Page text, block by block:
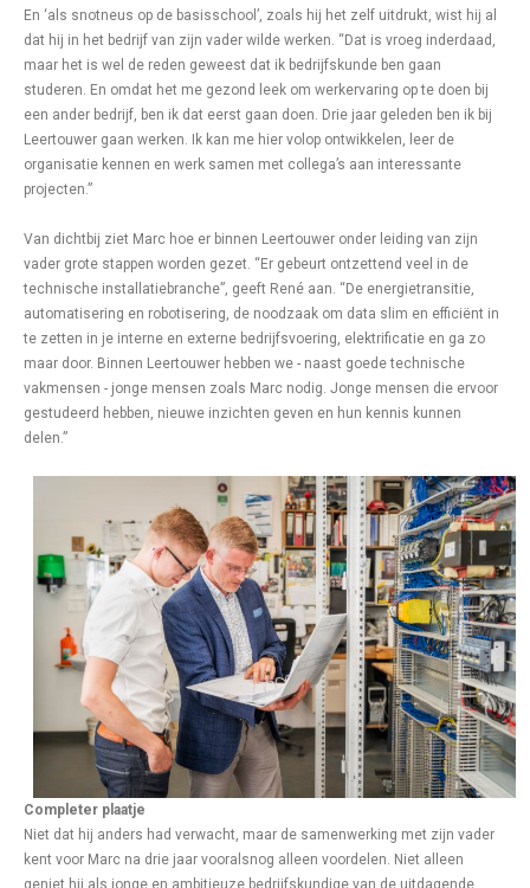
En ‘als snotneus op de basisschool’, zoals hij het zelf uitdrukt, wist hij al
dat hij in het bedrijf van zijn vader wilde werken. “Dat is vroeg inderdaad,
maar het is wel de reden geweest dat ik bedrijfskunde ben gaan
studeren. En omdat het me gezond leek om werkervaring op te doen bij
een ander bedrijf, ben ik dat eerst gaan doen. Drie jaar geleden ben ik bij
Leertouwer gaan werken. Ik kan me hier volop ontwikkelen, leer de
organisatie kennen en werk samen met collega’s aan interessante
projecten.”
Van dichtbij ziet Marc hoe er binnen Leertouwer onder leiding van zijn
vader grote stappen worden gezet. “Er gebeurt ontzettend veel in de
technische installatiebranche”, geeft René aan. “De energietransitie,
automatisering en robotisering, de noodzaak om data slim en efficiënt in
te zetten in je interne en externe bedrijfsvoering, elektrificatie en ga zo
maar door. Binnen Leertouwer hebben we - naast goede technische
vakmensen - jonge mensen zoals Marc nodig. Jonge mensen die ervoor
gestudeerd hebben, nieuwe inzichten geven en hun kennis kunnen
delen.”
Completer plaatje
Niet dat hij anders had verwacht, maar de samenwerking met zijn vader
kent voor Marc na drie jaar vooralsnog alleen voordelen. Niet alleen
geniet hij als jonge en ambitieuze bedrijfskundige van de uitdagende